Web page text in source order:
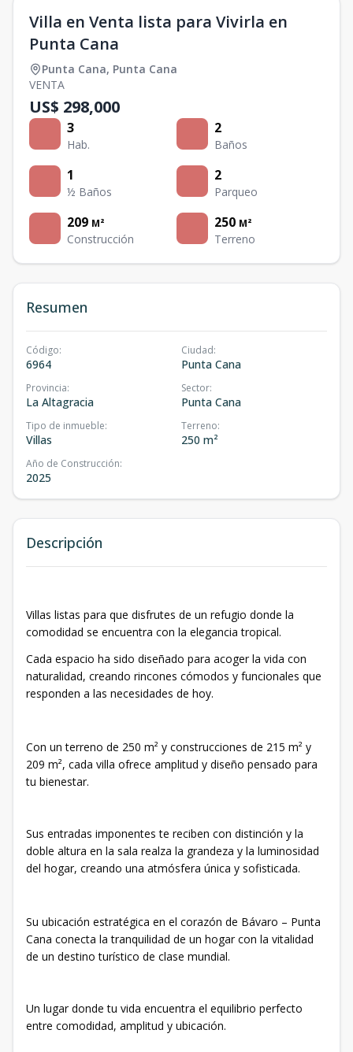
Villa en Venta lista para Vivirla en
Punta Cana
Punta Cana, Punta Cana
VENTA
US$ 298,000
3
Hab.
2
Baños
1
½ Baños
2
Parqueo
209 M²
Construcción
250 M²
Terreno
Resumen
Código:
6964
Ciudad:
Punta Cana
Provincia:
La Altagracia
Sector:
Punta Cana
Tipo de inmueble:
Villas
Terreno:
250 m²
Año de Construcción:
2025
Descripción
Villas listas para que disfrutes de un refugio donde la
comodidad se encuentra con la elegancia tropical.
Cada espacio ha sido diseñado para acoger la vida con
naturalidad, creando rincones cómodos y funcionales que
responden a las necesidades de hoy.
Con un terreno de 250 m² y construcciones de 215 m² y
209 m², cada villa ofrece amplitud y diseño pensado para
tu bienestar.
Sus entradas imponentes te reciben con distinción y la
doble altura en la sala realza la grandeza y la luminosidad
del hogar, creando una atmósfera única y sofisticada.
Su ubicación estratégica en el corazón de Bávaro – Punta
Cana conecta la tranquilidad de un hogar con la vitalidad
de un destino turístico de clase mundial.
Un lugar donde tu vida encuentra el equilibrio perfecto
entre comodidad, amplitud y ubicación.